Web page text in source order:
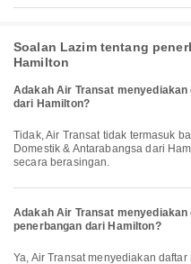
Soalan Lazim tentang
Hamilton
Adakah Air Transat
dari Hamilton?
Tidak, Air Transat tidak termasuk bagasi percuma untuk penerbangan
Domestik & Antarabangsa dari
secara berasingan.
Adakah Air Transat
penerbangan dari Hamilton?
Ya, Air Transat menyediakan daftar masuk dalam talian untuk penerbangan